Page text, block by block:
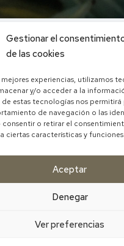
Gestionar el
de las cookies
experiencias, utilizamos
y/o acceder a la
estas tecnologías nos
de navegación o las
consentir o retirar el
ciertas características y funciones.
Aceptar
Denegar
Ver preferencias
acepto la política de
EBOOK CON RECETA